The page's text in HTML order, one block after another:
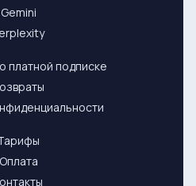
Gemini
платной подписке
Оплата